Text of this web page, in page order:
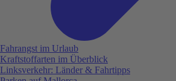
Fahrangst im Urlaub
Kraftstoffarten im Überblick
Linksverkehr: Länder & Fahrtipps